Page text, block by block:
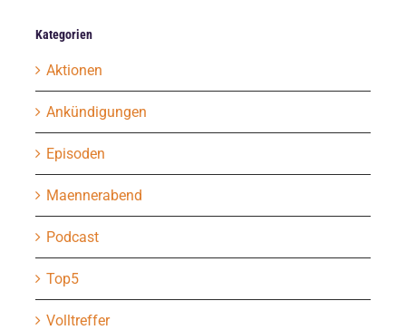
Kategorien
Aktionen
Ankündigungen
Episoden
Maennerabend
Podcast
Top5
Volltreffer